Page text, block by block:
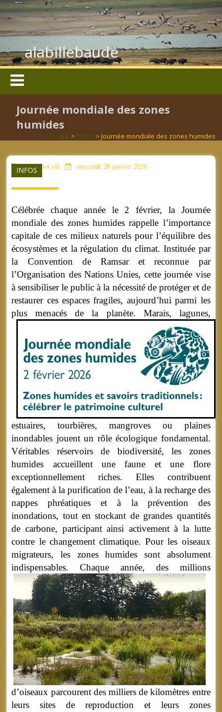
alabillebaude
Journée mondiale des zones
humides
ACCUEIL> INFOS > Journée mondiale des zones humides
INFOS
aucun mot clé mercredi 28 janvier 2026
Célébrée chaque année le 2 février, la Journée
mondiale des zones humides rappelle l’importance
capitale de ces milieux naturels pour l’équilibre des
écosystèmes et la régulation du climat. Instituée par
la Convention de Ramsar et reconnue par
l’Organisation des Nations Unies, cette journée vise
à sensibiliser le public à la nécessité de protéger et de
restaurer ces espaces fragiles, aujourd’hui parmi les
plus menacés de la planète. Marais, lagunes,
estuaires, tourbières, mangroves ou plaines
inondables jouent un rôle écologique fondamental.
Véritables réservoirs de biodiversité, les zones
humides accueillent une faune et une flore
exceptionnellement riches. Elles contribuent
également à la purification de l’eau, à la recharge des
nappes phréatiques et à la prévention des
inondations, tout en stockant de grandes quantités
de carbone, participant ainsi activement à la lutte
contre le changement climatique. Pour les oiseaux
migrateurs, les zones humides sont absolument
indispensables.Chaque année, des millions
d’oiseaux parcourent des milliers de kilomètres entre
leurs sites de reproduction et leurs zones